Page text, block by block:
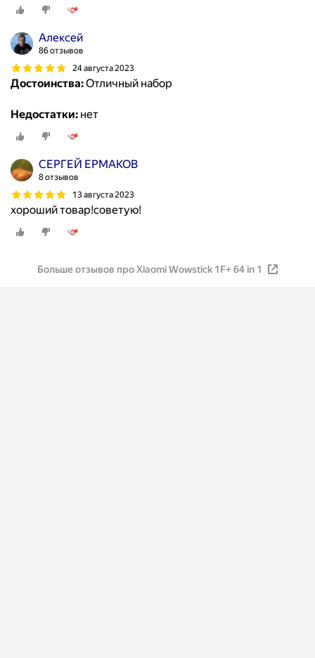
Алексей
86 отзывов
24 августа 2023
Достоинства:Отличный набор
Недостатки: нет
СЕРГЕЙ ЕРМАКОВ
8 отзывов
13 августа 2023
хороший товар!советую!
Больше отзывов про Xiaomi Wowstick 1F+ 64 in 1